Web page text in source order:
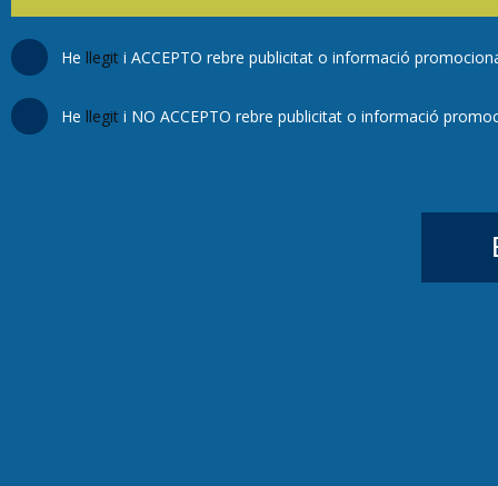
He llegit i ACCEPTO rebre publicitat o informació
He llegit i NO ACCEPTO rebre publicitat o informació